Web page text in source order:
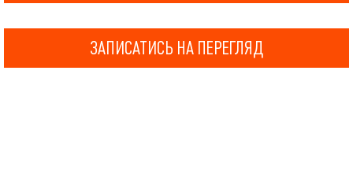
ЗАПИСАТИСЬ НА ПЕРЕГЛЯД